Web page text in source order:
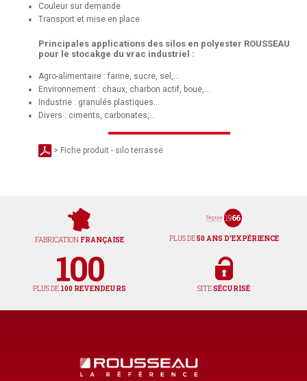
Couleur sur demande
Transport et mise en place
Principales applications des silos en polyester ROUSSEAU
pour le stocakge du vrac industriel :
Agro-alimentaire : farine, sucre, sel,...
Environnement : chaux, charbon actif, boue,...
Industrie : granulés plastiques...
Divers : ciments, carbonates,...
> Fiche produit - silo terrasse
FABRICATION FRANÇAISE PLUS DE50 ANS D'EXPÉRIENCE
PLUS DE 100 REVENDEURS SITESÉCURISÉ